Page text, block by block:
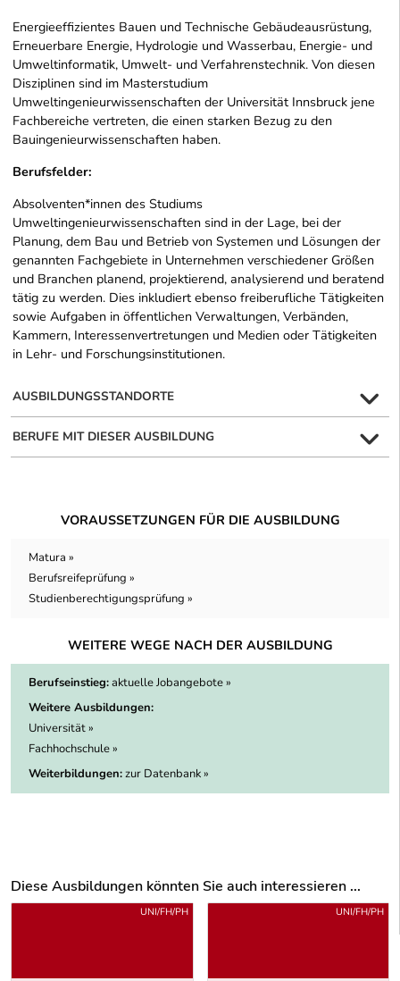
Energieeffizientes Bauen und Technische Gebäudeausrüstung,
Erneuerbare Energie, Hydrologie und Wasserbau, Energie- und
Umweltinformatik, Umwelt- und Verfahrenstechnik. Von diesen
Disziplinen sind im Masterstudium
Umweltingenieurwissenschaften der Universität Innsbruck jene
Fachbereiche vertreten, die einen starken Bezug zu den
Bauingenieurwissenschaften haben.
Berufsfelder:
Absolventen*innen des Studiums
Umweltingenieurwissenschaften sind in der Lage, bei der
Planung, dem Bau und Betrieb von Systemen und Lösungen der
genannten Fachgebiete in Unternehmen verschiedener Größen
und Branchen planend, projektierend, analysierend und beratend
tätig zu werden. Dies inkludiert ebenso freiberufliche Tätigkeiten
sowie Aufgaben in öffentlichen Verwaltungen, Verbänden,
Kammern, Interessenvertretungen und Medien oder Tätigkeiten
in Lehr- und Forschungsinstitutionen.
AUSBILDUNGSSTANDORTE
BERUFE MIT DIESER AUSBILDUNG
VORAUSSETZUNGEN FÜR DIE AUSBILDUNG
Matura »
Berufsreifeprüfung »
Studienberechtigungsprüfung »
WEITERE WEGE NACH DER AUSBILDUNG
Berufseinstieg:aktuelle Jobangebote »
Weitere Ausbildungen:
Universität »
Fachhochschule »
Weiterbildungen:zur Datenbank »
Diese Ausbildungen könnten Sie auch interessieren ...
Uber weitere Ausbildungsvorschläge
UNI/FH/PH UNI/FH/PH